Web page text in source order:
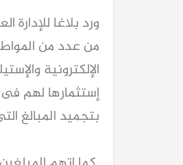
ورد بلاغا
من عدد من
الإلكترونية
إستثمارها لهم
بتجميد المبالغ التى